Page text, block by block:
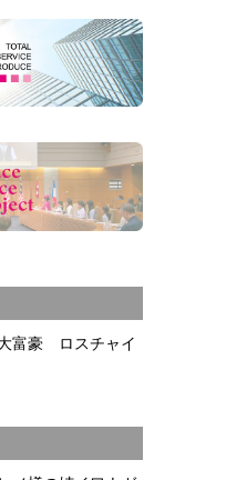
富豪 ロスチャイ